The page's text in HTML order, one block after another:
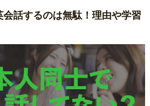
会話するのは無駄！理由や学習